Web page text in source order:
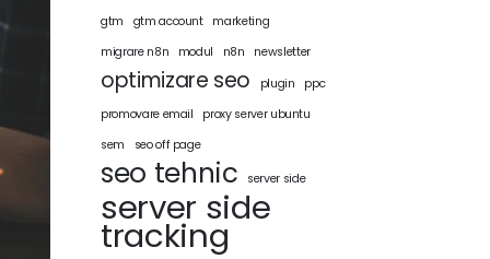
gtm
gtm account
marketing
migrare n8n
modul n8n newsletter
optimizare seo plugin
ppc
promovare email
proxy server ubuntu
sem
seo off page
seo tehnic server side
server side
tracking